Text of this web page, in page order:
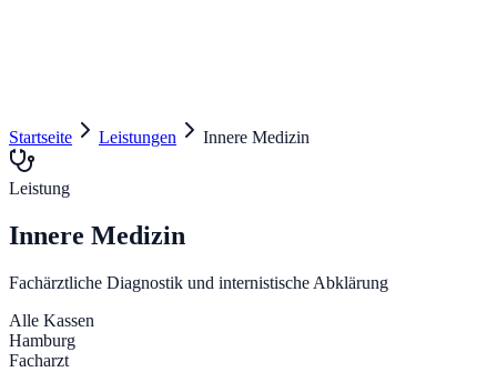
Startseite Leistungen Innere Medizin
Leistung
Innere Medizin
Fachärztliche Diagnostik und internistische Abklärung
Alle Kassen
Hamburg
Facharzt